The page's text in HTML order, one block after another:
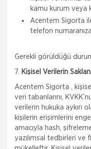
kamu kurum veya
Acentem Sigorta
telefon
Gerekli görüldüğü
7. Kişisel Verilerin
Acentem Sigorta ,
veri tabanlarını,
verilerin hukuka aykırı
kişilerin erişimlerini
amacıyla hash,
yazılımsal tedbirleri ve